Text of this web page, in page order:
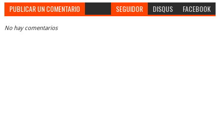
PUBLICAR UN COMENTARIO SEGUIDOR DISQUS FACEBOOK
No hay comentarios